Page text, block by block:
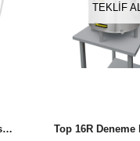
Top 45 Seramik Ve Porselen Fırını (evtipi) (YENİ AC590 KUMANDA PANELLİ)
TEKLİF AL